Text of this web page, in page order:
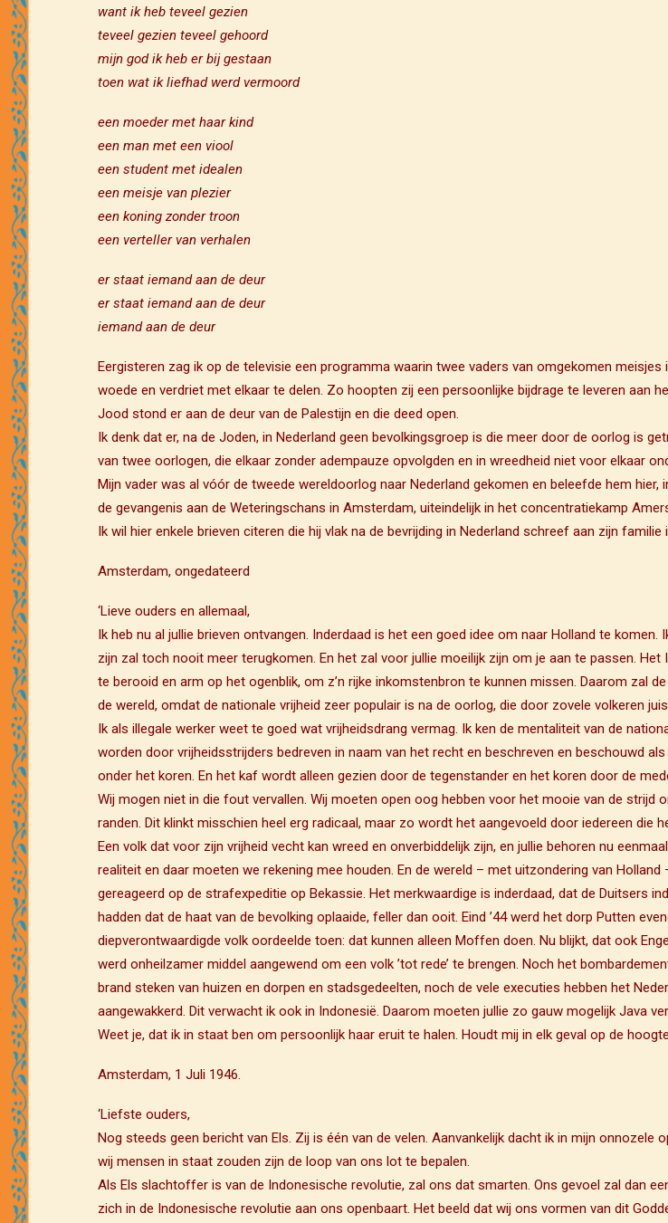
want ik heb teveel gezien
teveel gezien teveel gehoord
mijn god ik heb er bij gestaan
toen wat ik liefhad werd vermoord
een moeder met haar kind
een man met een viool
een student met idealen
een meisje van plezier
een koning zonder troon
een verteller van verhalen
er staat iemand aan de deur
er staat iemand aan de deur
iemand aan de deur
Eergisteren zag ik op de televisie een programma waarin twee vaders van omgekomen
woede en verdriet met elkaar te delen. Zo hoopten zij een persoonlijke bijdrage te leveren aan
Jood stond er aan de deur van de Palestijn en die deed open.
Ik denk dat er, na de Joden, in Nederland geen bevolkingsgroep is die meer door de oorlog is
van twee oorlogen, die elkaar zonder adempauze opvolgden en in wreedheid niet voor elkaar
Mijn vader was al vóór de tweede wereldoorlog naar Nederland gekomen en beleefde hem
de gevangenis aan de Weteringschans in Amsterdam, uiteindelijk in het concentratiekamp
Ik wil hier enkele brieven citeren die hij vlak na de bevrijding in Nederland schreef aan zijn
Amsterdam, ongedateerd
‘Lieve ouders en allemaal,
Ik heb nu al jullie brieven ontvangen. Inderdaad is het een goed idee om naar Holland te
zijn zal toch nooit meer terugkomen. En het zal voor jullie moeilijk zijn om je aan te passen.
te berooid en arm op het ogenblik, om z’n rijke inkomstenbron te kunnen missen. Daarom zal
de wereld, omdat de nationale vrijheid zeer populair is na de oorlog, die door zovele volkeren
Ik als illegale werker weet te goed wat vrijheidsdrang vermag. Ik ken de mentaliteit van de
worden door vrijheidsstrijders bedreven in naam van het recht en beschreven en beschouwd
onder het koren. En het kaf wordt alleen gezien door de tegenstander en het koren door de
Wij mogen niet in die fout vervallen. Wij moeten open oog hebben voor het mooie van de strijd
randen. Dit klinkt misschien heel erg radicaal, maar zo wordt het aangevoeld door iedereen die
Een volk dat voor zijn vrijheid vecht kan wreed en onverbiddelijk zijn, en jullie behoren nu
realiteit en daar moeten we rekening mee houden. En de wereld – met uitzondering van
gereageerd op de strafexpeditie op Bekassie. Het merkwaardige is inderdaad, dat de Duitsers
hadden dat de haat van de bevolking oplaaide, feller dan ooit. Eind ’44 werd het dorp Putten
diepverontwaardigde volk oordeelde toen: dat kunnen alleen Moffen doen. Nu blijkt, dat ook
werd onheilzamer middel aangewend om een volk ’tot rede’ te brengen. Noch het
brand steken van huizen en dorpen en stadsgedeelten, noch de vele executies hebben het
aangewakkerd. Dit verwacht ik ook in Indonesië. Daarom moeten jullie zo gauw mogelijk Java
Weet je, dat ik in staat ben om persoonlijk haar eruit te halen. Houdt mij in elk geval op de
Amsterdam, 1 Juli 1946.
‘Liefste ouders,
Nog steeds geen bericht van Els. Zij is één van de velen. Aanvankelijk dacht ik in mijn
wij mensen in staat zouden zijn de loop van ons lot te bepalen.
Als Els slachtoffer is van de Indonesische revolutie, zal ons dat smarten. Ons gevoel zal dan
zich in de Indonesische revolutie aan ons openbaart. Het beeld dat wij ons vormen van dit